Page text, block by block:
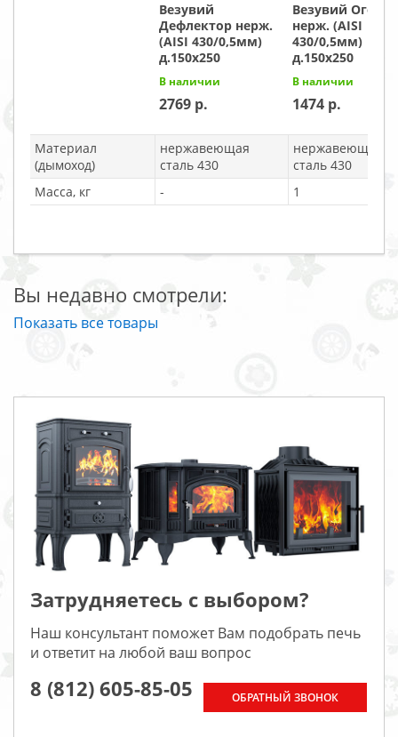
Везувий
Дефлектор нерж.
(AISI 430/0,5мм)
д.150х250
В наличии
2769
Везувий
нерж. (AISI
430/0,5мм)
д.150х250
В наличии
1474
Материал
(дымоход)
нержавеющая
сталь 430
нержавеющая
сталь 430
Масса, кг
- 1
Вы недавно смотрели:
Показать все товары
Затрудняетесь с выбором?
Наш консультант поможет Вам подобрать печь
и ответит на любой ваш вопрос
8 (812) 605-85-05 ОБРАТНЫЙ ЗВОНОК